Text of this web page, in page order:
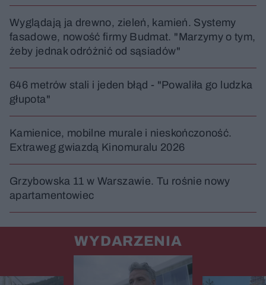
Wyglądają ja drewno, zieleń, kamień. Systemy
fasadowe, nowość firmy Budmat. "Marzymy o tym,
żeby jednak odróżnić od sąsiadów"
646 metrów stali i jeden błąd - "Powaliła go ludzka
głupota"
Kamienice, mobilne murale i nieskończoność.
Extraweg gwiazdą Kinomuralu 2026
Grzybowska 11 w Warszawie. Tu rośnie nowy
apartamentowiec
WYDARZENIA